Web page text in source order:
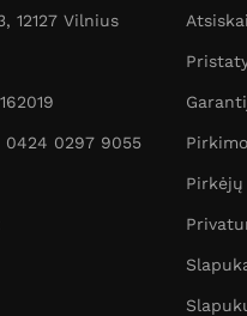
12127 Vilnius
0424 0297 9055